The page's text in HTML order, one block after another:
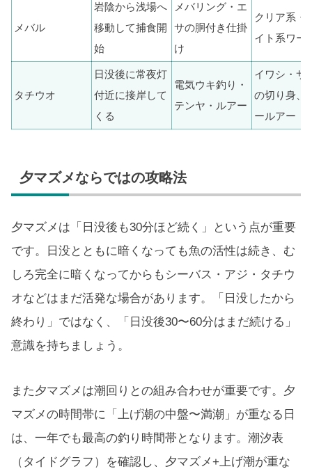
メバル
岩陰から浅場へ
移動して捕食開
始
メバリング・エ
サの胴付き仕掛
け
クリア系・
イト系ワー
タチウオ
日没後に常夜灯
付近に接岸して
くる
電気ウキ釣り・
テンヤ・ルアー
イワシ・サ
の切り身、
ールアー
夕マズメならではの攻略法
夕マズメは「日没後も30分ほど続く」という点が重要
です。日没とともに暗くなっても魚の活性は続き、む
しろ完全に暗くなってからもシーバス・アジ・タチウ
オなどはまだ活発な場合があります。「日没したから
終わり」ではなく、「日没後30〜60分はまだ続ける」
意識を持ちましょう。
また夕マズメは潮回りとの組み合わせが重要です。夕
マズメの時間帯に「上げ潮の中盤〜満潮」が重なる日
は、一年でも最高の釣り時間帯となります。潮汐表
（タイドグラフ）を確認し、夕マズメ+上げ潮が重な